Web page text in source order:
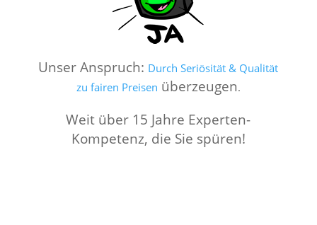
Unser Anspruch: Durch Seriösität & Qualität
zu fairen Preisen überzeugen.
Weit über 15 Jahre Experten-
Kompetenz, die Sie spüren!